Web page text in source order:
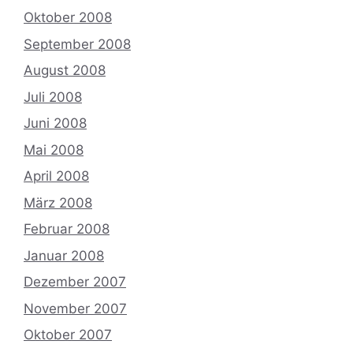
Oktober 2008
September 2008
August 2008
Juli 2008
Juni 2008
Mai 2008
April 2008
März 2008
Februar 2008
Januar 2008
Dezember 2007
November 2007
Oktober 2007